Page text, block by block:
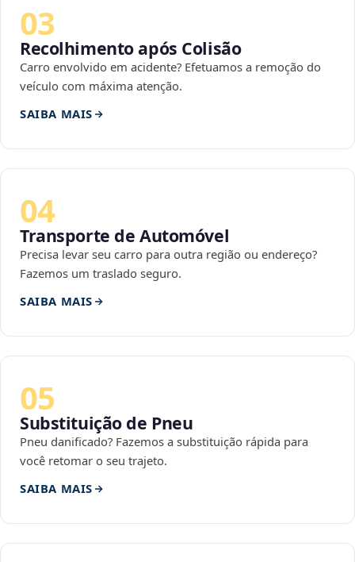
03
Recolhimento após Colisão
Carro envolvido em acidente? Efetuamos a remoção do
veículo com máxima atenção.
SAIBA MAIS
04
Transporte de Automóvel
Precisa levar seu carro para outra região ou endereço?
Fazemos um traslado seguro.
SAIBA MAIS
05
Substituição de Pneu
Pneu danificado? Fazemos a substituição rápida para
você retomar o seu trajeto.
SAIBA MAIS